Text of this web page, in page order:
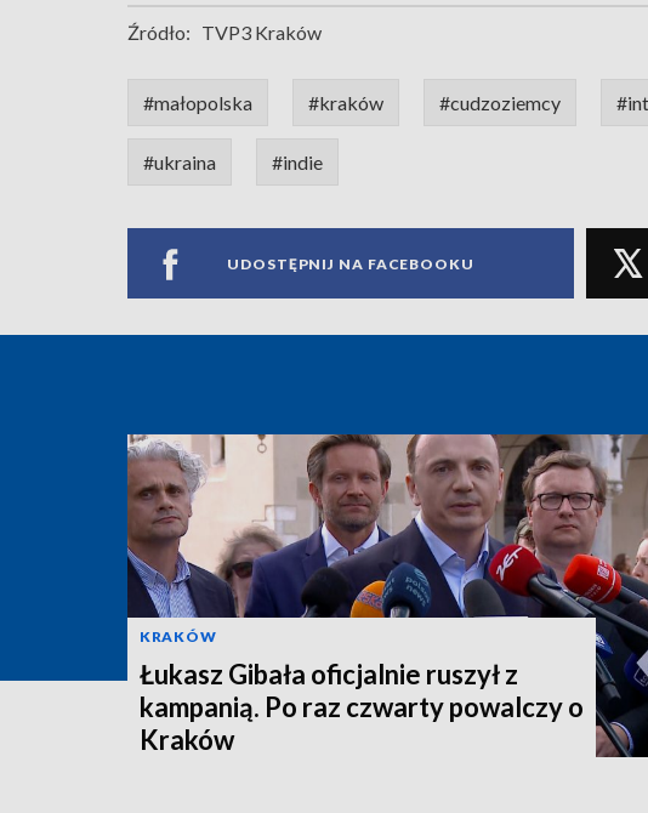
Źródło: TVP3 Kraków
#małopolska #kraków #cudzoziemcy
#ukraina #indie
UDOSTĘPNIJ NA FACEBOOKU
KRAKÓW
Łukasz Gibała oficjalnie ruszył z
kampanią. Po raz czwarty powalczy o
Kraków